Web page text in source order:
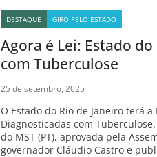
DESTAQUE GIRO PELO ESTADO
Agora é Lei: Estado
com Tuberculose
25 de setembro, 2025
O Estado do Rio de Janeiro terá
Diagnosticadas com
do MST (PT), aprovada pela
governador Cláudio Castro e